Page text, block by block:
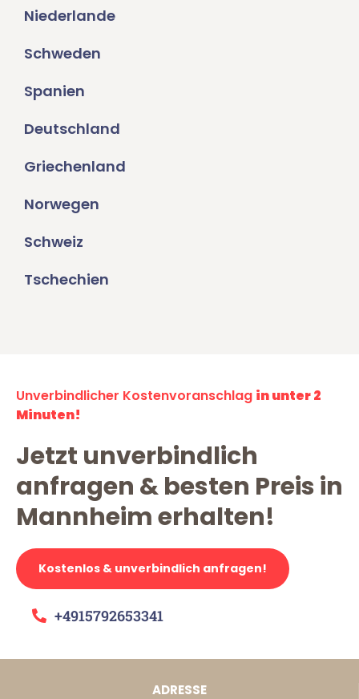
Niederlande
Schweden
Spanien
Deutschland
Griechenland
Norwegen
Schweiz
Tschechien
Unverbindlicher Kostenvoranschlag in unter 2
Minuten!
Jetzt unverbindlich
anfragen & besten Preis in
Mannheim erhalten!
Kostenlos & unverbindlich anfragen!
+4915792653341
ADRESSE